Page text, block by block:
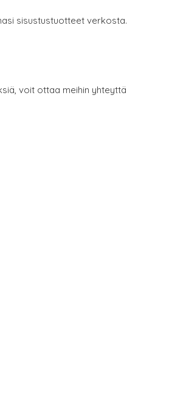
sisustustuotteet verkosta.
voit ottaa meihin yhteyttä